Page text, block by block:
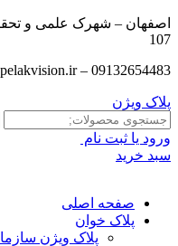
اصفهان – شهرک علمی و
107
09132654483 – sales@pelakvision.ir
پلاک ویژن
جستجو
برای:
ورود یا ثبت نام
سبد خرید
صفحه اصلی
پلاک خوان
پلاک ویژن